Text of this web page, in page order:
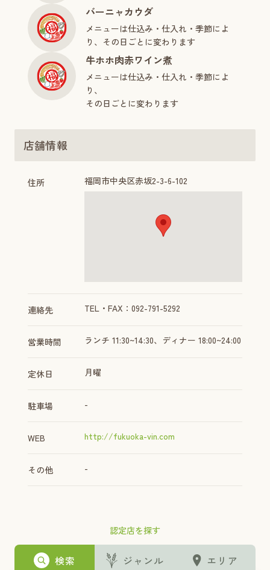
認定店を探す
検索 ジャンル エリア
バーニャカウダ
メニューは仕込み・仕入れ・季節によ
り、その日ごとに変わります
牛ホホ肉赤ワイン煮
メニューは仕込み・仕入れ・季節によ
り、
その日ごとに変わります
店舗情報
住所 福岡市中央区赤坂2-3-6-102
連絡先 TEL・FAX：092-791-5292
営業時間 ランチ 11:30~14:30、ディナー 18:00~24:00
定休日 月曜
駐車場 -
WEB http://fukuoka-vin.com
その他 -